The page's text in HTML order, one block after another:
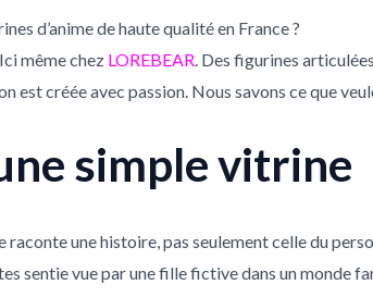
d’anime de haute qualité en France ?
même chez LOREBEAR. Des figurines
est créée avec passion. Nous savons ce que
simple vitrine
raconte une histoire, pas seulement celle du
sentie vue par une fille fictive dans un monde